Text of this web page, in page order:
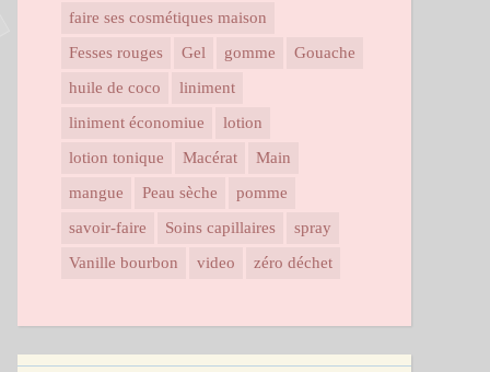
faire ses cosmétiques maison
Fesses rouges
Gel gomme
Gouache
huile de coco
liniment
liniment économiue
lotion
lotion tonique
Macérat
Main
mangue
Peau sèche
pomme
savoir-faire
Soins capillaires
spray
Vanille bourbon
video zéro déchet